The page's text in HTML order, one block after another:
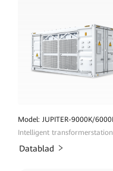
Intelligent transformerstation
Datablad